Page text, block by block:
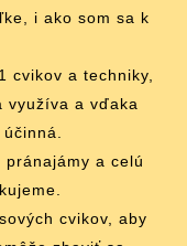
i ako som sa k
cvikov a techniky,
využíva a vďaka
a celú
cvikov, aby